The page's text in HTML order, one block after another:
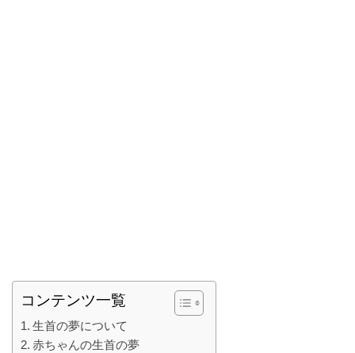
コンテンツ一覧
生首の夢について
赤ちゃんの生首の夢